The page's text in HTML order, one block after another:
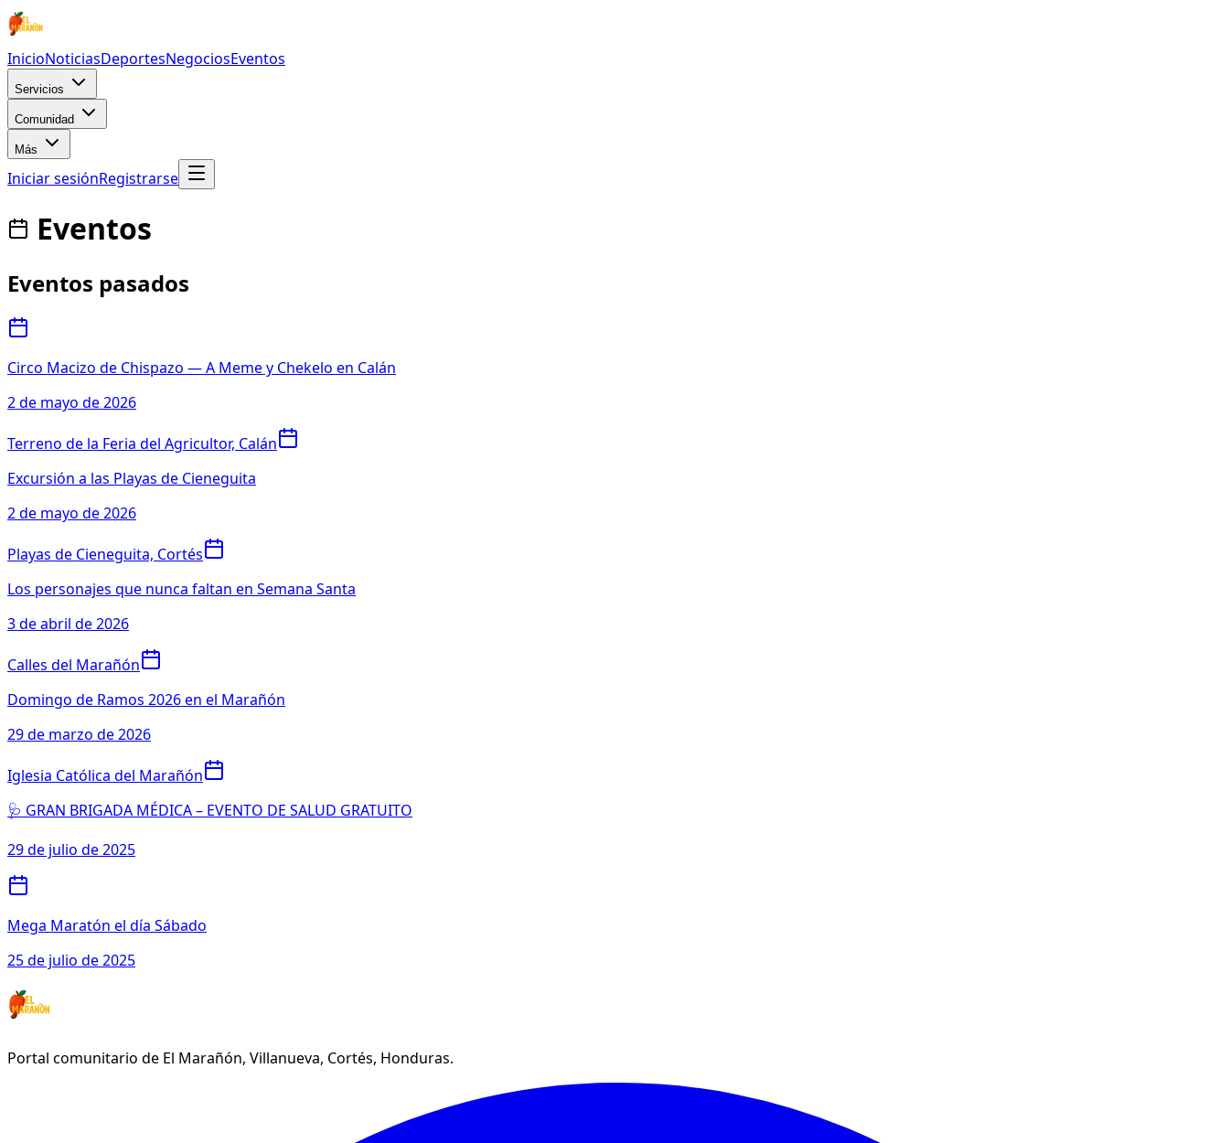
InicioNoticiasDeportesNegociosEventos
Servicios
Comunidad
Más
Iniciar sesiónRegistrarse
Eventos
Eventos pasados
Circo Macizo de Chispazo — A Meme y Chekelo en Calán
2 de mayo de 2026
Terreno de la Feria del Agricultor, Calán
Excursión a las Playas de Cieneguita
2 de mayo de 2026
Playas de Cieneguita, Cortés
Los personajes que nunca faltan en Semana Santa
3 de abril de 2026
Calles del Marañón
Domingo de Ramos 2026 en el Marañón
29 de marzo de 2026
Iglesia Católica del Marañón
🩺 GRAN BRIGADA MÉDICA – EVENTO DE SALUD GRATUITO
29 de julio de 2025
Mega Maratón el día Sábado
25 de julio de 2025
Portal comunitario de El Marañón, Villanueva, Cortés, Honduras.